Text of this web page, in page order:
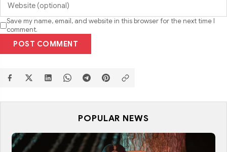
Save my name, email, and website in this browser for the next time I
comment.
POST COMMENT
POPULAR NEWS